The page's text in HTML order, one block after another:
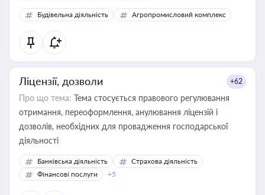
Будівельна діяльність Агропромисловий комплекс
Ліцензії, дозволи +62
Про що тема: Тема стосується правового регулювання
отримання, переоформлення, анулювання ліцензій і
дозволів, необхідних для провадження господарської
діяльності
Банківська діяльність
Страхова діяльність
Фінансові послуги
+5